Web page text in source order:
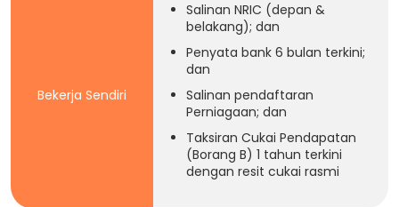
Bekerja Sendiri
Salinan NRIC (depan &
belakang); dan
Penyata bank 6 bulan terkini;
dan
Salinan pendaftaran
Perniagaan; dan
Taksiran Cukai Pendapatan
(Borang B) 1 tahun terkini
dengan resit cukai rasmi